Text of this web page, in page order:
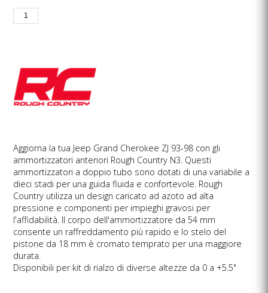
Aggiorna la tua Jeep Grand Cherokee ZJ 93-98 con gli
ammortizzatori anteriori Rough Country N3. Questi
ammortizzatori a doppio tubo sono dotati di una variabile a
dieci stadi per una guida fluida e confortevole. Rough
Country utilizza un design caricato ad azoto ad alta
pressione e componenti per impieghi gravosi per
l'affidabilità. Il corpo dell'ammortizzatore da 54 mm
consente un raffreddamento più rapido e lo stelo del
pistone da 18 mm è cromato temprato per una maggiore
durata.
Disponibili per kit di rialzo di diverse altezze da 0 a +5.5"